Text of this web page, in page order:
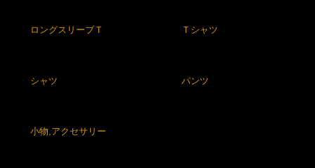
ロングスリーブＴ Ｔシャツ
シャツ パンツ
小物,アクセサリー